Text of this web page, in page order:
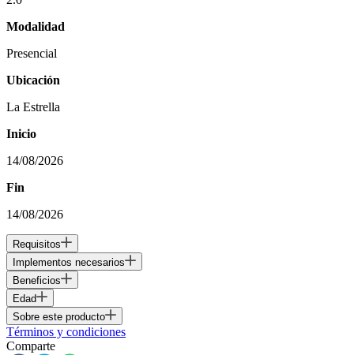
Modalidad
Presencial
Ubicación
La Estrella
Inicio
14/08/2026
Fin
14/08/2026
Requisitos
Implementos necesarios
Beneficios
Edad
Sobre este producto
Términos y condiciones
Comparte